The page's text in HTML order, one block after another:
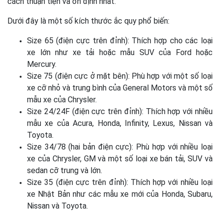
Dưới đây là một số kích thước ắc quy phổ biến:
Size 65 (điện cực trên đỉnh): Thích hợp cho các loại
xe lớn như xe tải hoặc mẫu SUV của Ford hoặc
Mercury.
Size 75 (điện cực ở mặt bên): Phù hợp với một số loại
xe cỡ nhỏ và trung bình của General Motors và một số
mẫu xe của Chrysler.
Size 24/24F (điện cực trên đỉnh): Thích hợp với nhiều
mẫu xe của Acura, Honda, Infinity, Lexus, Nissan và
Toyota.
Size 34/78 (hai bản điện cực): Phù hợp với nhiều loại
xe của Chrysler, GM và một số loại xe bán tải, SUV và
sedan cỡ trung và lớn.
Size 35 (điện cực trên đỉnh): Thích hợp với nhiều loại
xe Nhật Bản như các mẫu xe mới của Honda, Subaru,
Nissan và Toyota.